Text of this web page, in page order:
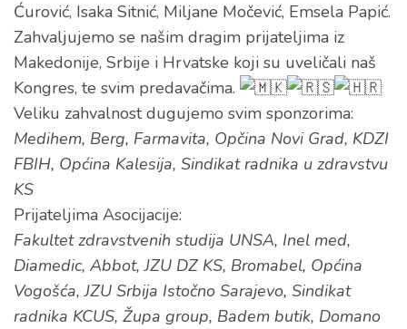
Ćurović, Isaka Sitnić, Miljane Močević, Emsela Papić.
Zahvaljujemo se našim dragim prijateljima iz
Makedonije, Srbije i Hrvatske koji su uveličali naš
Kongres, te svim predavačima.
Veliku zahvalnost dugujemo svim sponzorima:
Medihem, Berg, Farmavita, Opčina Novi Grad, KDZI
FBIH, Općina Kalesija, Sindikat radnika u zdravstvu
KS
Prijateljima Asocijacije:
Fakultet zdravstvenih studija UNSA, Inel med,
Diamedic, Abbot, JZU DZ KS, Bromabel, Općina
Vogošća, JZU Srbija Istočno Sarajevo, Sindikat
radnika KCUS, Župa group, Badem butik, Domano